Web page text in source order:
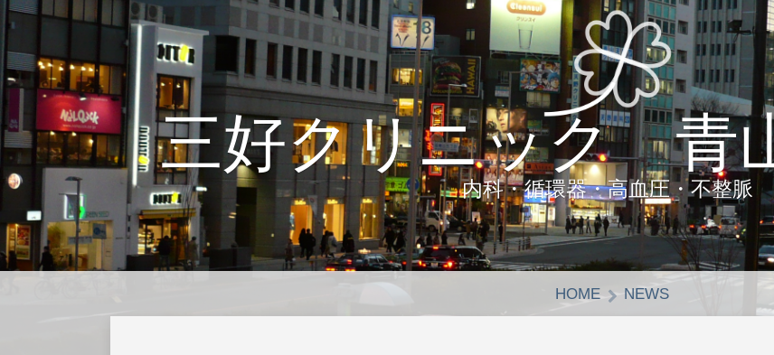
三好クリニック 青
内科・循環器・高血圧・不整脈
HOME NEWS